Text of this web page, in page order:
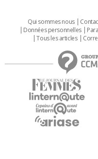
Qui sommes nous
Données personnelles
Tous les articles